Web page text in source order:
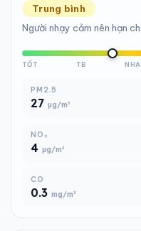
Trung bình
Người nhạy cảm nên hạn
TỐT TB
PM2.5
27 µg/m³
NO₂
4 µg/m³
CO
0.3 mg/m³